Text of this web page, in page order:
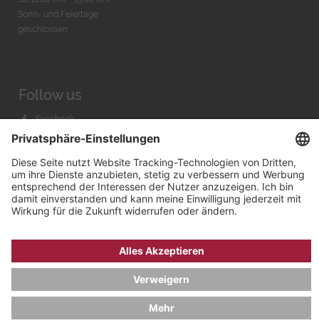
Sonn- und Feiertage
geschlossen
Follow us
Facebook
Instagram
Bachmann & Scher GmbH / Watchandco GmbH
DATENSCHUTZ IMPRESSUM
VERSANDKOSTEN